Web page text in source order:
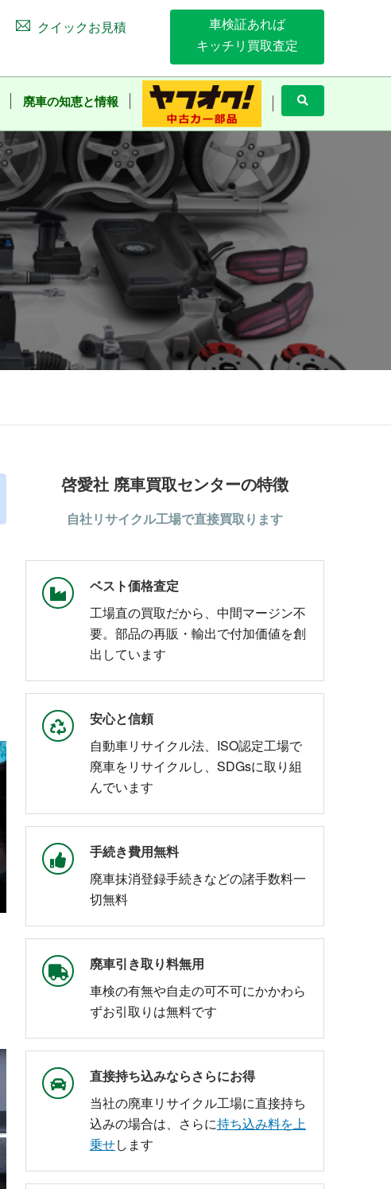
クイックお見積
車検証あれば
キッチリ買取査定
廃車の知恵と情報
啓愛社 廃車買取センターの特徴
自社リサイクル工場で直接買取ります
ベスト価格査定
工場直の買取だから、中間マージン不
要。部品の再販・輸出で付加価値を創
出しています
安心と信頼
自動車リサイクル法、ISO認定工場で
廃車をリサイクルし、SDGsに取り組
んでいます
手続き費用無料
廃車抹消登録手続きなどの諸手数料一
切無料
廃車引き取り料無用
車検の有無や自走の可不可にかかわら
ずお引取りは無料です
直接持ち込みならさらにお得
当社の廃車リサイクル工場に直接持ち
込みの場合は、さらに持ち込み料を上
乗せします